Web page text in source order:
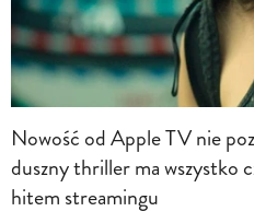
Nowość od Apple TV nie
duszny thriller ma wszystko
hitem streamingu